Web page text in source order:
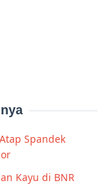
Spandek
Kayu di BNR